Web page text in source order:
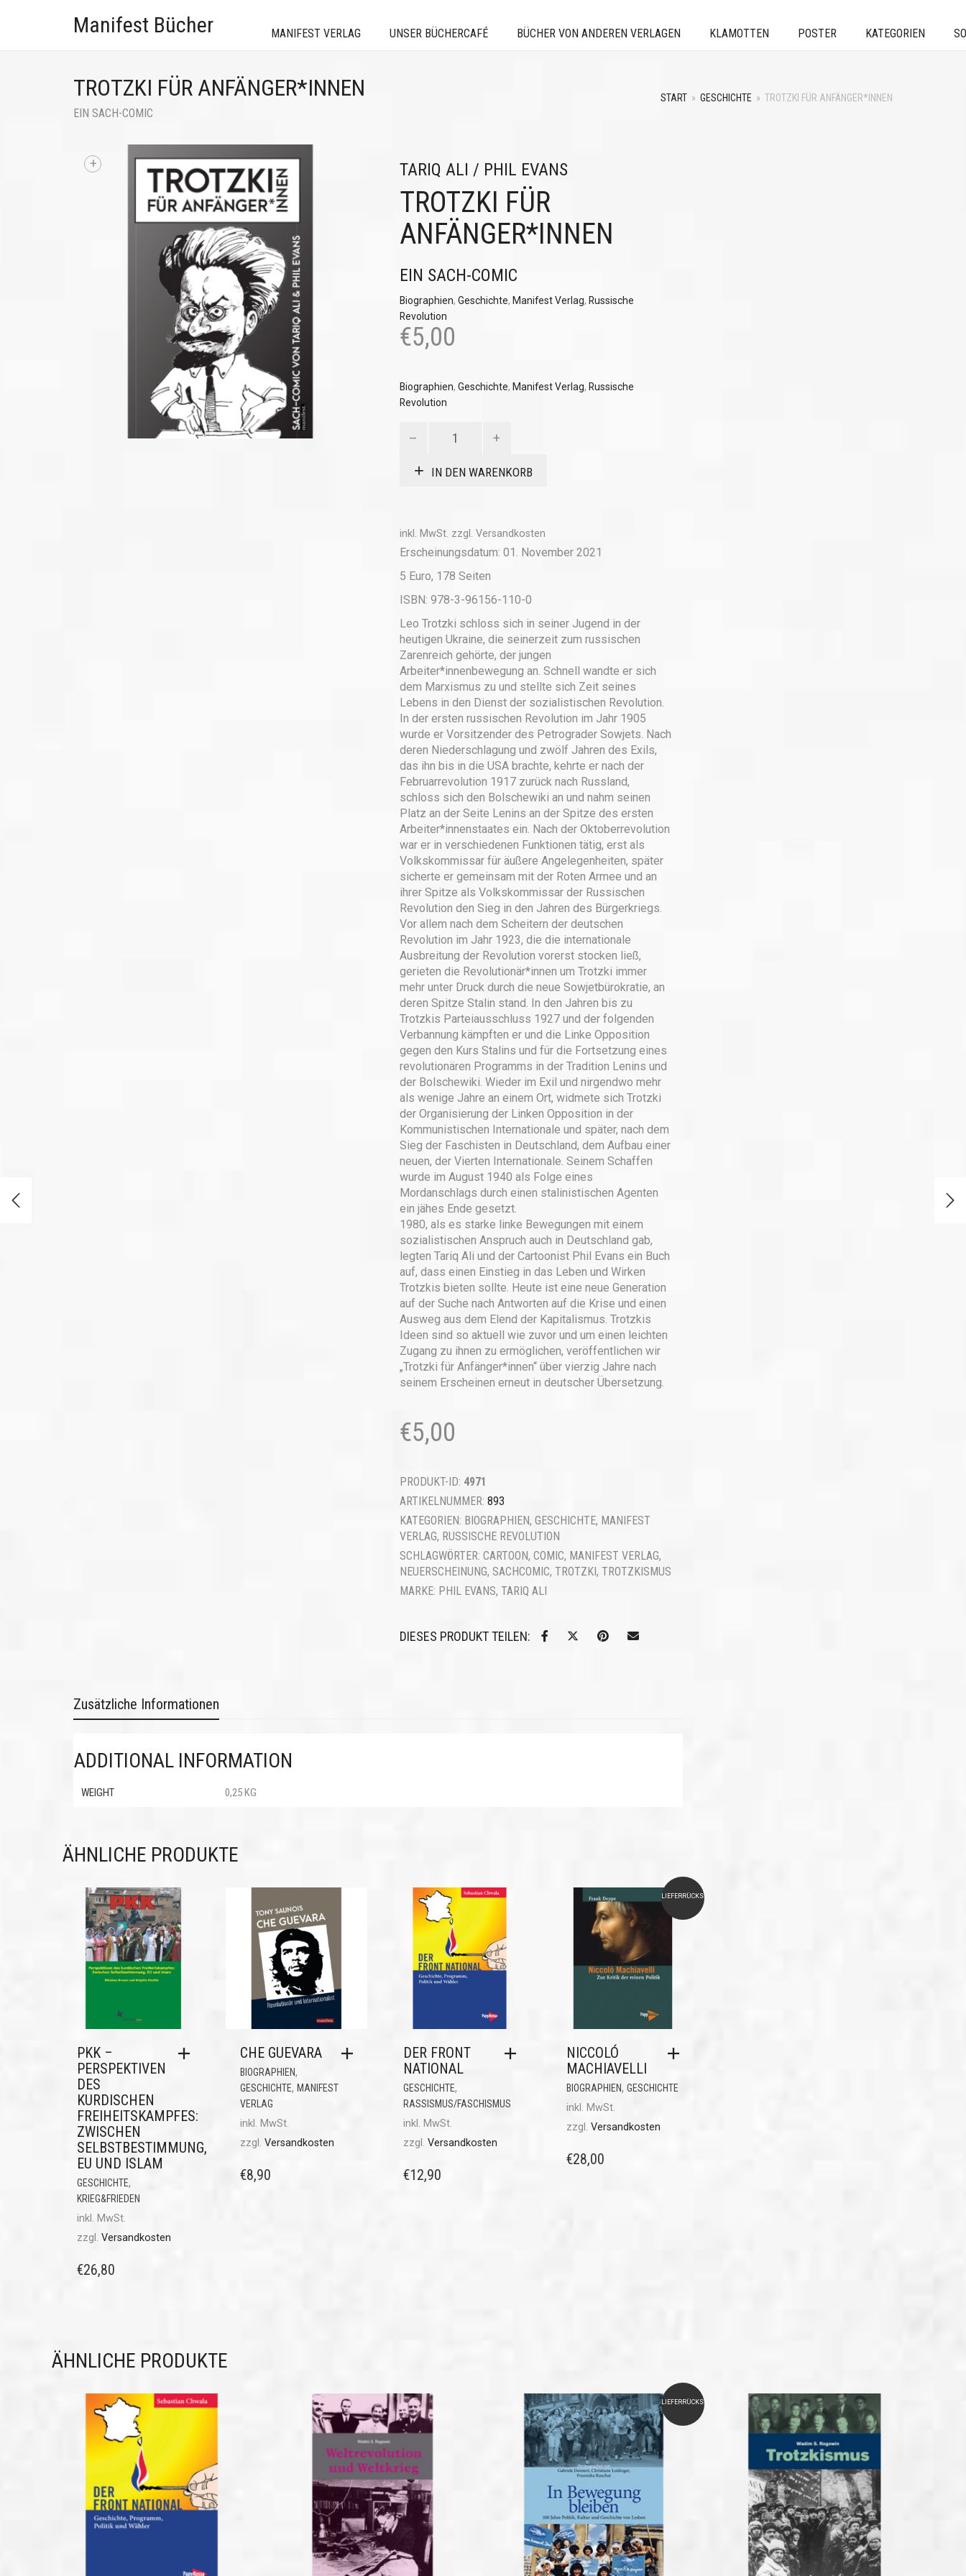
Manifest Bücher MANIFEST VERLAG UNSER BÜCHERCAFÉ BÜCHER VON ANDEREN VERLAGEN KLAMOTTEN POSTER KATEGORIEN
TROTZKI FÜR ANFÄNGER*INNEN
EIN SACH-COMIC
START » GESCHICHTE » TROTZKI FÜR ANFÄNGER*INNEN
+ TARIQ ALI / PHIL EVANS
TROTZKI FÜR
ANFÄNGER*INNEN
EIN SACH-COMIC
Biographien, Geschichte, Manifest Verlag, Russische
Revolution
€5,00
Biographien, Geschichte, Manifest Verlag, Russische
Revolution
MengeIN DEN WARENKORB
inkl. MwSt. zzgl. Versandkosten
Erscheinungsdatum: 01. November 2021
5 Euro, 178 Seiten
ISBN: 978-3-96156-110-0
Leo Trotzki schloss sich in seiner Jugend in der
heutigen Ukraine, die seinerzeit zum russischen
Zarenreich gehörte, der jungen
Arbeiter*innenbewegung an. Schnell wandte er sich
dem Marxismus zu und stellte sich Zeit seines
Lebens in den Dienst der sozialistischen Revolution.
In der ersten russischen Revolution im Jahr 1905
wurde er Vorsitzender des Petrograder Sowjets. Nach
deren Niederschlagung und zwölf Jahren des Exils,
das ihn bis in die USA brachte, kehrte er nach der
Februarrevolution 1917 zurück nach Russland,
schloss sich den Bolschewiki an und nahm seinen
Platz an der Seite Lenins an der Spitze des ersten
Arbeiter*innenstaates ein. Nach der Oktoberrevolution
war er in verschiedenen Funktionen tätig, erst als
Volkskommissar für äußere Angelegenheiten, später
sicherte er gemeinsam mit der Roten Armee und an
ihrer Spitze als Volkskommissar der Russischen
Revolution den Sieg in den Jahren des Bürgerkriegs.
Vor allem nach dem Scheitern der deutschen
Revolution im Jahr 1923, die die internationale
Ausbreitung der Revolution vorerst stocken ließ,
gerieten die Revolutionär*innen um Trotzki immer
mehr unter Druck durch die neue Sowjetbürokratie, an
deren Spitze Stalin stand. In den Jahren bis zu
Trotzkis Parteiausschluss 1927 und der folgenden
Verbannung kämpften er und die Linke Opposition
gegen den Kurs Stalins und für die Fortsetzung eines
revolutionären Programms in der Tradition Lenins und
der Bolschewiki. Wieder im Exil und nirgendwo mehr
als wenige Jahre an einem Ort, widmete sich Trotzki
der Organisierung der Linken Opposition in der
Kommunistischen Internationale und später, nach dem
Sieg der Faschisten in Deutschland, dem Aufbau einer
neuen, der Vierten Internationale. Seinem Schaffen
wurde im August 1940 als Folge eines
Mordanschlags durch einen stalinistischen Agenten
ein jähes Ende gesetzt.
1980, als es starke linke Bewegungen mit einem
sozialistischen Anspruch auch in Deutschland gab,
legten Tariq Ali und der Cartoonist Phil Evans ein Buch
auf, dass einen Einstieg in das Leben und Wirken
Trotzkis bieten sollte. Heute ist eine neue Generation
auf der Suche nach Antworten auf die Krise und einen
Ausweg aus dem Elend der Kapitalismus. Trotzkis
Ideen sind so aktuell wie zuvor und um einen leichten
Zugang zu ihnen zu ermöglichen, veröffentlichen wir
„Trotzki für Anfänger*innen“ über vierzig Jahre nach
seinem Erscheinen erneut in deutscher Übersetzung.
€5,00
PRODUKT-ID: 4971
ARTIKELNUMMER: 893
KATEGORIEN: BIOGRAPHIEN, GESCHICHTE, MANIFEST
VERLAG, RUSSISCHE REVOLUTION
SCHLAGWÖRTER: CARTOON, COMIC, MANIFEST VERLAG,
NEUERSCHEINUNG, SACHCOMIC, TROTZKI, TROTZKISMUS
MARKE: PHIL EVANS, TARIQ ALI
DIESES PRODUKT TEILEN:
Zusätzliche Informationen
ADDITIONAL INFORMATION
WEIGHT 0,25 KG
ÄHNLICHE PRODUKTE
PKK –
PERSPEKTIVEN
DES
KURDISCHEN
FREIHEITSKAMPFES:
ZWISCHEN
SELBSTBESTIMMUNG,
EU UND ISLAM
GESCHICHTE,
KRIEG&FRIEDEN
inkl. MwSt.
zzgl. Versandkosten
€26,80
CHE GUEVARA
BIOGRAPHIEN,
GESCHICHTE, MANIFEST
VERLAG
inkl. MwSt.
zzgl. Versandkosten
€8,90
DER FRONT
NATIONAL
GESCHICHTE,
RASSISMUS/FASCHISMUS
inkl. MwSt.
zzgl. Versandkosten
€12,90
LIEFERRÜCKSTAND
NICCOLÓ
MACHIAVELLI
BIOGRAPHIEN, GESCHICHTE
inkl. MwSt.
zzgl. Versandkosten
€28,00
ÄHNLICHE PRODUKTE
LIEFERRÜCKSTAND